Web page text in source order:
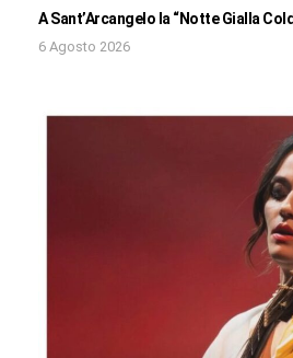
A Sant’Arcangelo la “Notte Gialla
6 Agosto 2026